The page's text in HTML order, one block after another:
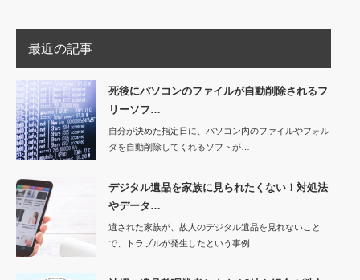
最近の記事
死後にパソコンのファイルが自動削除されるフ
リーソフ…
自分が決めた指定日に、パソコン内のファイルやフォル
ダを自動削除してくれるソフトが…
デジタル遺品を家族に見られたくない！対処法
やデータ…
遺された家族が、故人のデジタル遺品を見れないこと
で、トラブルが発生したという事例…